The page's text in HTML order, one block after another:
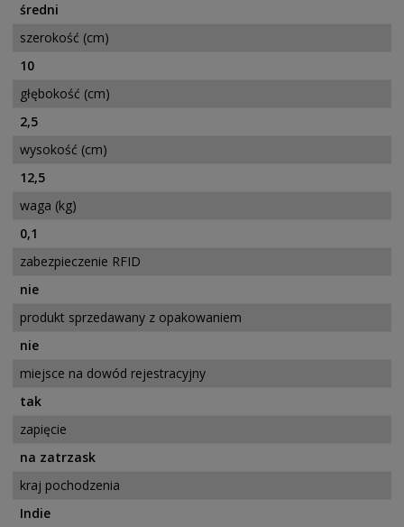
średni
szerokość (cm)
10
głębokość (cm)
2,5
wysokość (cm)
12,5
waga (kg)
0,1
zabezpieczenie RFID
nie
produkt sprzedawany z opakowaniem
nie
miejsce na dowód rejestracyjny
tak
zapięcie
na zatrzask
kraj pochodzenia
Indie